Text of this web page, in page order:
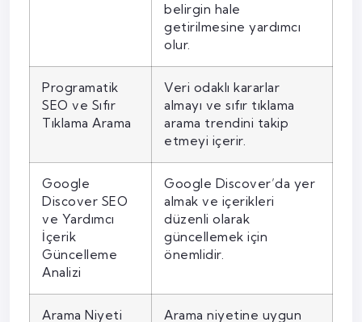
belirgin hale
getirilmesine yardımcı
olur.
Programatik
SEO ve Sıfır
Tıklama Arama
Veri odaklı kararlar
almayı ve sıfır tıklama
arama trendini takip
etmeyi içerir.
Google
Discover SEO
ve Yardımcı
İçerik
Güncelleme
Analizi
Google Discover’da yer
almak ve içerikleri
düzenli olarak
güncellemek için
önemlidir.
Arama Niyeti Arama niyetine uygun